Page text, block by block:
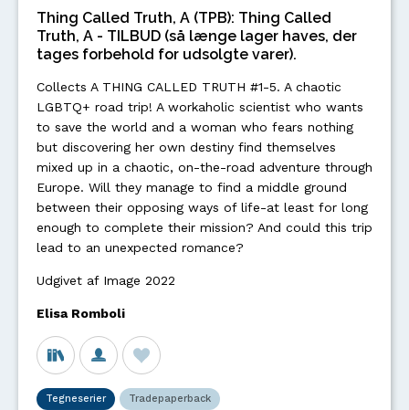
Thing Called Truth, A (TPB): Thing Called
Truth, A - TILBUD (så længe lager haves, der
tages forbehold for udsolgte varer).
Collects A THING CALLED TRUTH #1-5. A chaotic
LGBTQ+ road trip! A workaholic scientist who wants
to save the world and a woman who fears nothing
but discovering her own destiny find themselves
mixed up in a chaotic, on-the-road adventure through
Europe. Will they manage to find a middle ground
between their opposing ways of life-at least for long
enough to complete their mission? And could this trip
lead to an unexpected romance?
Udgivet af Image 2022
Elisa Romboli
Tegneserier Tradepaperback